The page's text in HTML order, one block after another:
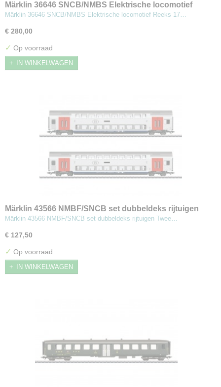
Märklin 36646 SNCB/NMBS Elektrische locomotief
Reeks 17
Märklin 36646 SNCB/NMBS Elektrische locomotief Reeks 17…
€ 280,00
✓ Op voorraad
IN WINKELWAGEN
Märklin 43566 NMBF/SNCB set dubbeldeks rijtuigen
Märklin 43566 NMBF/SNCB set dubbeldeks rijtuigen Twee…
€ 127,50
✓ Op voorraad
IN WINKELWAGEN